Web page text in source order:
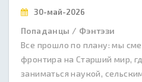
30-май-2026
Попаданцы / Фэнтэзи
Все прошло по плану: мы
фронтира на Старший мир,
заниматься наукой,